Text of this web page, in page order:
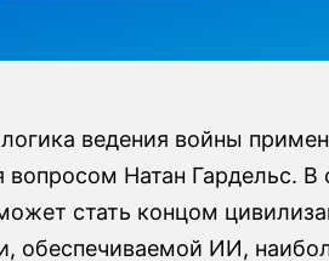
ведения войны
вопросом Натан Гардельс. В
стать концом
обеспечиваемой ИИ,